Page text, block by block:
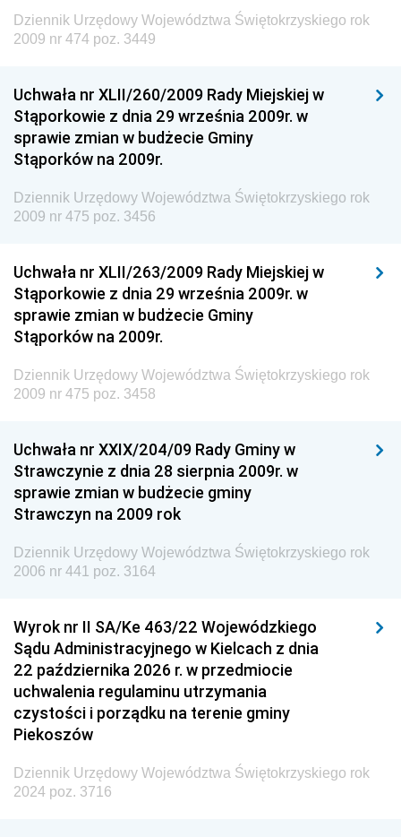
Dziennik Urzędowy Ministra Transportu, Budownictwa
i Gospodarki Morskiej
Dziennik Urzędowy Ministra Spraw Zagranicznych
Dziennik Urzędowy Centralnego Biura
Antykorupcyjnego
Wewnętrznego
Dziennik Urzędowy Urzędu Patentowego
Dziennik Urzędowy Generalnej Dyrekcji Dróg
Krajowych i Autostrad
Dziennik Urzędowy Ministra Środowiska
Dziennik Urzędowy Ministra Edukacji
Dziennik Urzędowy Ministra Przemysłu
Dziennik Urzędowy Ministra Finansów i Gospodarki
Dziennik Urzędowy Ministra do Spraw Unii
Dziennik Urzędowy Agencji Wywiadu
Dziennik Urzędowy Województwa Świętokrzyskiego rok
2009 nr 474 poz. 3449
Uchwała nr XLII/260/2009 Rady Miejskiej w
Stąporkowie z dnia 29 września 2009r. w
sprawie zmian w budżecie Gminy
Stąporków na 2009r.
Dziennik Urzędowy Województwa Świętokrzyskiego rok
2009 nr 475 poz. 3456
Uchwała nr XLII/263/2009 Rady Miejskiej w
Stąporkowie z dnia 29 września 2009r. w
sprawie zmian w budżecie Gminy
Stąporków na 2009r.
Dziennik Urzędowy Województwa Świętokrzyskiego rok
2009 nr 475 poz. 3458
Uchwała nr XXIX/204/09 Rady Gminy w
Strawczynie z dnia 28 sierpnia 2009r. w
sprawie zmian w budżecie gminy
Strawczyn na 2009 rok
Dziennik Urzędowy Województwa Świętokrzyskiego rok
2006 nr 441 poz. 3164
Wyrok nr II SA/Ke 463/22 Wojewódzkiego
Sądu Administracyjnego w Kielcach z dnia
22 października 2026 r. w przedmiocie
uchwalenia regulaminu utrzymania
czystości i porządku na terenie gminy
Piekoszów
Dziennik Urzędowy Województwa Świętokrzyskiego rok
2024 poz. 3716